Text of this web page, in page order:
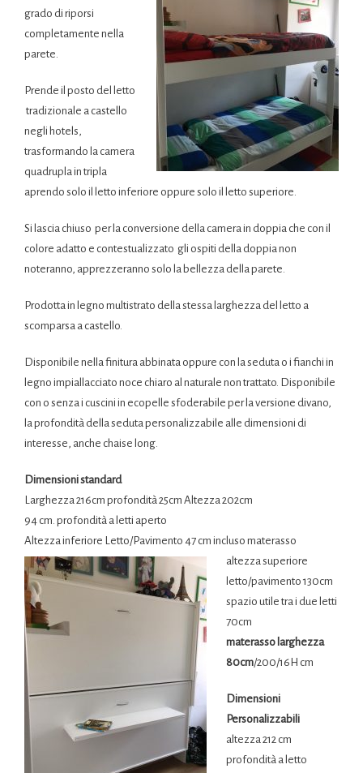
grado di riporsi
completamente nella
parete.
Prende il posto del letto
tradizionale a castello
negli hotels,
trasformando la camera
quadrupla in tripla
aprendo solo il letto inferiore oppure solo il letto superiore.
Si lascia chiuso per la conversione della camera in doppia che con il
colore adatto e contestualizzato gli ospiti della doppia non
noteranno, apprezzeranno solo la bellezza della parete.
Prodotta in legno multistrato della stessa larghezza del letto a
scomparsa a castello.
Disponibile nella finitura abbinata oppure con la seduta o i fianchi in
legno impiallacciato noce chiaro al naturale non trattato. Disponibile
con o senza i cuscini in ecopelle sfoderabile per la versione divano,
la profondità della seduta personalizzabile alle dimensioni di
interesse, anche chaise long.
Dimensioni standard
Larghezza 216cm profondità 25cm Altezza 202cm
94 cm. profondità a letti aperto
Altezza inferiore Letto/Pavimento 47 cm incluso materasso
altezza superiore
letto/pavimento 130cm
spazio utile tra i due letti
70cm
materasso larghezza
80cm/200/16H cm
Dimensioni
Personalizzabili
altezza 212 cm
profondità a letto